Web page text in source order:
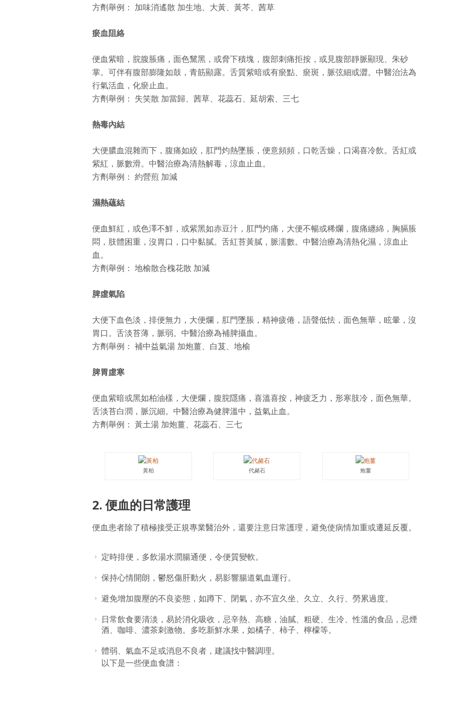
方劑舉例： 加味消遙散 加生地、大黃、黃芩、茜草
瘀血阻絡
便血紫暗，脘腹脹痛，面色黧黑，或脅下積塊，腹部刺痛拒按，或見腹部靜脈顯現、朱砂
掌。可伴有腹部膨隆如鼓，青筋顯露。舌質紫暗或有瘀點、瘀斑，脈弦細或澀。中醫治法為
行氣活血，化瘀止血。
方劑舉例： 失笑散 加當歸、茜草、花蕊石、延胡索、三七
熱毒內結
大便膿血混雜而下，腹痛如絞，肛門灼熱墜脹，便意頻頻，口乾舌燥，口渴喜冷飲。舌紅或
紫紅，脈數滑。中醫治療為清熱解毒，涼血止血。
方劑舉例： 約營煎 加減
濕熱蘊結
便血鮮紅，或色澤不鮮，或紫黑如赤豆汁，肛門灼痛，大便不暢或稀爛，腹痛纏綿，胸膈脹
悶，肢體困重，沒胃口，口中黏膩。舌紅苔黃膩，脈濡數。中醫治療為清熱化濕，涼血止
血。
方劑舉例： 地榆散合槐花散 加減
脾虛氣陷
大便下血色淡，排便無力，大便爛，肛門墜脹，精神疲倦，語聲低怯，面色無華，眩暈，沒
胃口。舌淡苔薄，脈弱。中醫治療為補脾攝血。
方劑舉例： 補中益氣湯 加炮薑、白芨、地榆
脾胃虛寒
便血紫暗或黑如柏油樣，大便爛，腹脘隱痛，喜溫喜按，神疲乏力，形寒肢冷，面色無華。
舌淡苔白潤，脈沉細。中醫治療為健脾溫中，益氣止血。
方劑舉例： 黃土湯 加炮薑、花蕊石、三七
黃柏 代赭石 炮薑
2. 便血的日常護理
便血患者除了積極接受正規專業醫治外，還要注意日常護理，避免使病情加重或遷延反覆。
定時排便，多飲湯水潤腸通便，令便質變軟。
保持心情開朗，鬱怒傷肝動火，易影響腸道氣血運行。
避免增加腹壓的不良姿態，如蹲下、閉氣，亦不宜久坐、久立、久行、勞累過度。
日常飲食要清淡，易於消化吸收，忌辛熱、高糖，油膩、粗硬、生冷、性溫的食品，忌煙
酒、咖啡、濃茶刺激物。多吃新鮮水果，如橘子、柿子、檸檬等。
體弱、氣血不足或消息不良者，建議找中醫調理。
以下是一些便血食譜：